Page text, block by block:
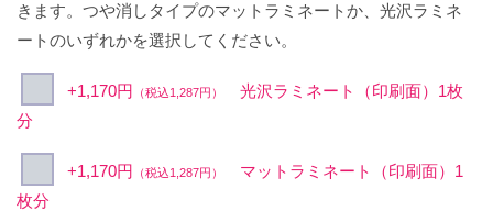
きます。つや消しタイプのマットラミネートか、光沢ラミネ
ートのいずれかを選択してください。
+1,170円 （税込1,287円）
光沢ラミネート（印刷面）1枚
分
+1,170円 （税込1,287円）
マットラミネート（印刷面）1
枚分